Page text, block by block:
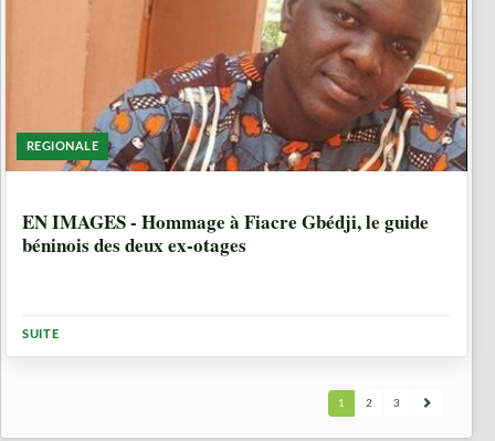
REGIONALE
EN IMAGES - Hommage à Fiacre Gbédji, le guide
béninois des deux ex-otages
SUITE
1 2 3